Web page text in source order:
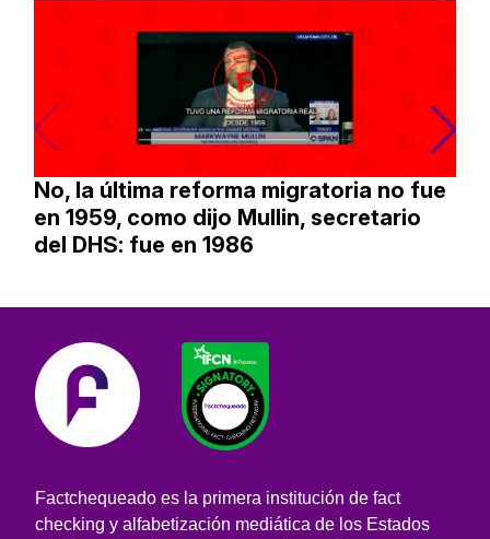
No, la última reforma migratoria no fue
en 1959, como dijo Mullin, secretario
del DHS: fue en 1986
Factchequeado es la primera institución de fact
checking y alfabetización mediática de los Estados